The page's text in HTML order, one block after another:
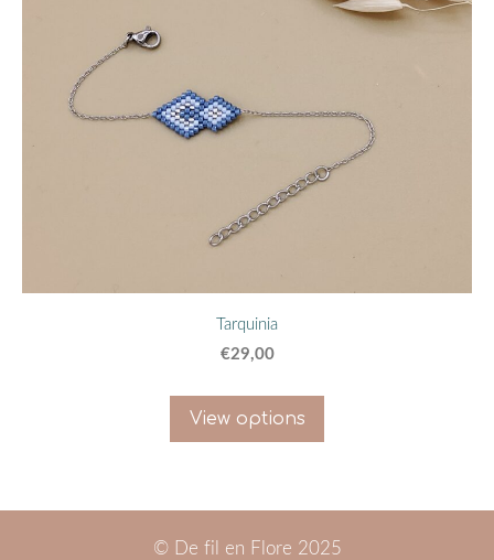
Tarquinia
€29,00
View options
© De fil en Flore 2025